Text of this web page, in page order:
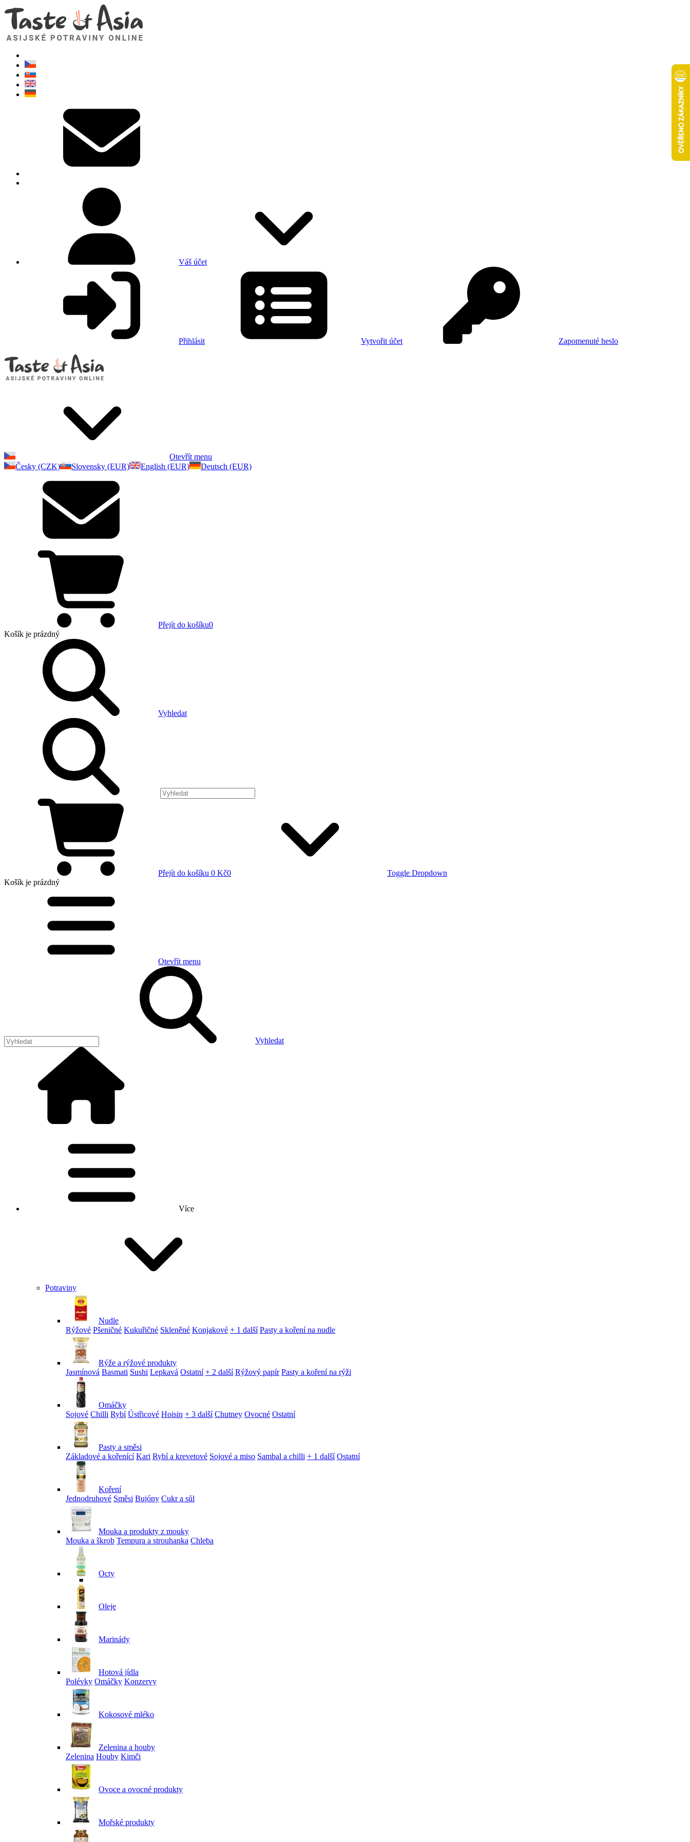
Váš účet
Přihlásit Vytvořit účet Zapomenuté heslo
Otevřít menu
Česky (CZK)
Slovensky (EUR) English (EUR) Deutsch (EUR)
Přejít do košíku0
Košík je prázdný
Vyhledat
Přejít do košíku 0 Kč0
Toggle Dropdown
Košík je prázdný
Otevřít menu
Vyhledat
Více
Potraviny
Nudle
Rýžové Pšeničné Kukuřičné Skleněné Konjakové + 1 další Pasty a koření na nudle
Rýže a rýžové produkty
Jasmínová Basmati Sushi Lepkavá Ostatní + 2 další Rýžový papír Pasty a koření na rýži
Omáčky
Sojové Chilli Rybí Ústřicové Hoisin + 3 další Chutney Ovocné Ostatní
Pasty a směsi
Základové a kořenící Kari Rybí a krevetové Sojové a miso Sambal a chilli + 1 další Ostatní
Koření
Jednodruhové Směsi Bujóny Cukr a sůl
Mouka a produkty z mouky
Mouka a škrob Tempura a strouhanka Chleba
Octy
Oleje
Marinády
Hotová jídla
Polévky Omáčky Konzervy
Kokosové mléko
Zelenina a houby
Zelenina Houby Kimči
Ovoce a ovocné produkty
Mořské produkty